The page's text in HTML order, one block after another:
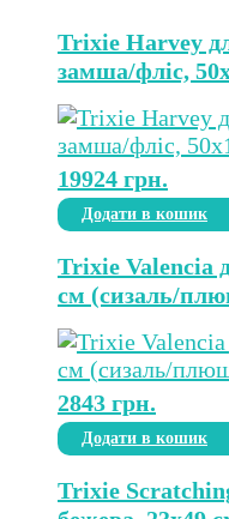
Trixie Harvey
замша/фліс,
19924 грн.
Додати в кошик
Trixie Valencia
см (сизаль/
2843 грн.
Додати в кошик
Trixie